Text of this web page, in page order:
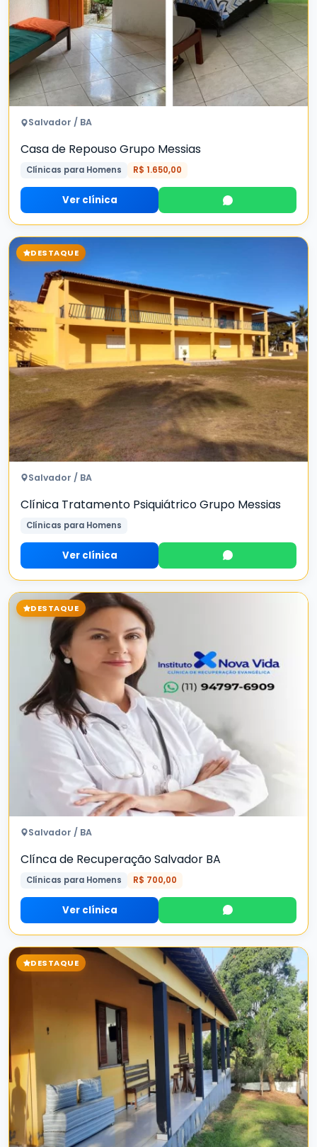
Salvador / BA
Casa de Repouso Grupo Messias
Clínicas para Homens R$ 1.650,00
Ver clínica
DESTAQUE
Salvador / BA
Clínica Tratamento Psiquiátrico Grupo Messias
Clínicas para Homens
Ver clínica
DESTAQUE
Salvador / BA
Clínca de Recuperação Salvador BA
Clínicas para Homens R$ 700,00
Ver clínica
DESTAQUE